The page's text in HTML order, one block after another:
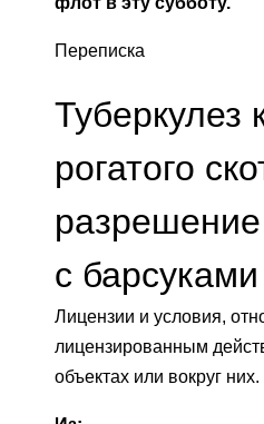
Переписка
Туберкулез
рогатого
с барсуками
Лицензии и условия,
лицензированным
объектах или вокруг них.